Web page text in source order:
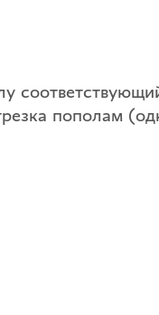
пополам